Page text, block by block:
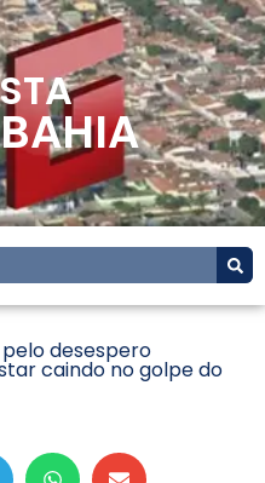
pelo desespero
caindo no golpe do